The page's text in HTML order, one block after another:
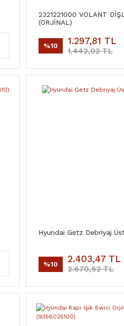
2321221000 VOLANT
(ORJİNAL)
%10 1.297,81 TL
1.442,02 TL
Hyundai Getz Debriyaj
%10 2.403,47 TL
2.670,52 TL